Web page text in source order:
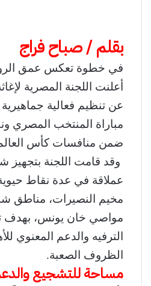
د
إ
ت
ر
ن
ي
بقلم / صباح فراج
في خطوة تعكس عمق
أعلنت اللجنة المصرية
عن تنظيم فعالية جماهيرية
مباراة المنتخب المصري
ضمن منافسات كأس العالم
وقد قامت اللجنة
عملاقة في عدة نقاط
مخيم النصيرات، مناطق
مواصي خان يونس، بهدف
الترفيه والدعم المعنوي
الظروف الصعبة.
مساحة للتشجيع